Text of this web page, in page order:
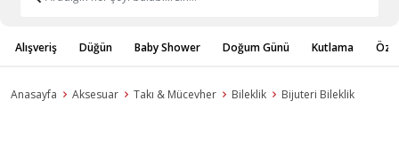
Alışveriş Düğün Baby Shower Doğum Günü Kutlama
Anasayfa Aksesuar Takı & Mücevher Bileklik Bijuteri Bileklik